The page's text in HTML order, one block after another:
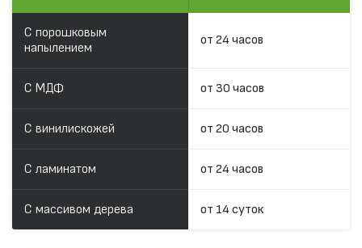
С порошковым
напылением
от 24 часов
С МДФ от 30 часов
С винилискожей от 20 часов
С ламинатом от 24 часов
С массивом дерева от 14 суток